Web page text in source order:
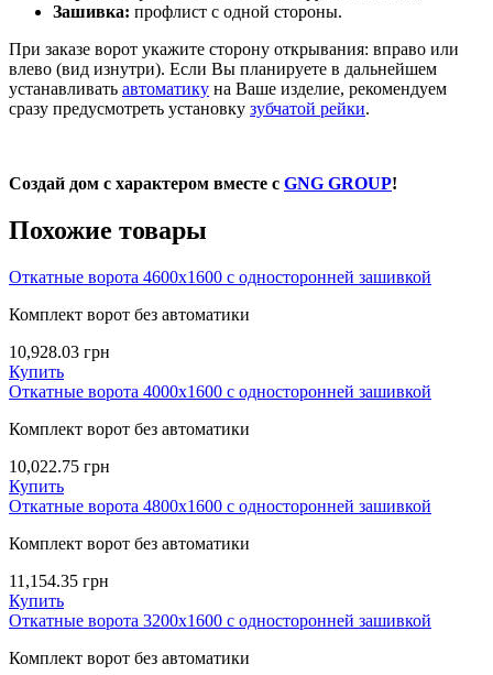
Зашивка: профлист с одной стороны.
При заказе ворот укажите сторону открывания: вправо или
влево (вид изнутри). Если Вы планируете в дальнейшем
устанавливать автоматику на Ваше изделие, рекомендуем
сразу предусмотреть установку зубчатой рейки.
Создай дом с характером вместе с GNG GROUP!
Похожие товары
Откатные ворота 4600х1600 с односторонней зашивкой
Комплект ворот без автоматики
10,928.03 грн
Купить
Откатные ворота 4000х1600 с односторонней зашивкой
Комплект ворот без автоматики
10,022.75 грн
Купить
Откатные ворота 4800х1600 с односторонней зашивкой
Комплект ворот без автоматики
11,154.35 грн
Купить
Откатные ворота 3200х1600 с односторонней зашивкой
Комплект ворот без автоматики